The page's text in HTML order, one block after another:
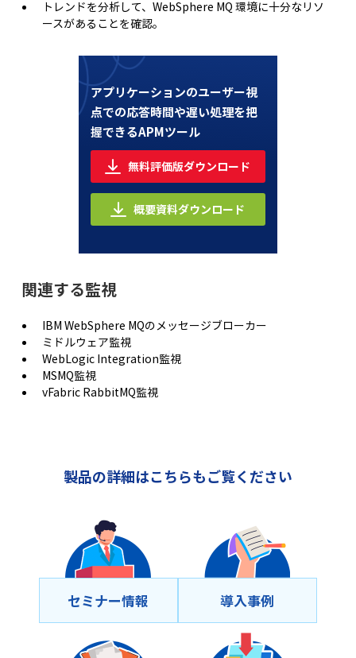
トレンドを分析して、WebSphere MQ 環境に十分なリソ
ースがあることを確認。
アプリケーションのユーザー視
点での応答時間や遅い処理を把
握できるAPMツール
無料評価版ダウンロード
概要資料ダウンロード
関連する監視
IBM WebSphere MQのメッセージブローカー
ミドルウェア監視
WebLogic Integration監視
MSMQ監視
vFabric RabbitMQ監視
製品の詳細はこちらもご覧ください
セミナー情報 導⼊事例